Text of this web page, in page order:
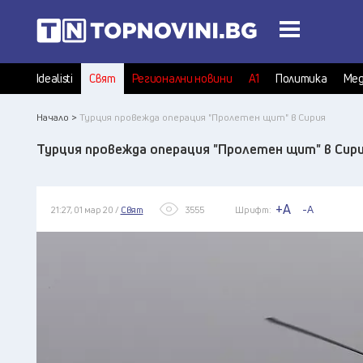
Idealisti Свят Регионални новини А1 Политика
Начало > Турция провежда операция "Пролетен щит" в Сирия
Турция провежда операция "Пролетен щит" в
21:27, 01 мар 20 / Свят 3555 Шрифт: +A -A